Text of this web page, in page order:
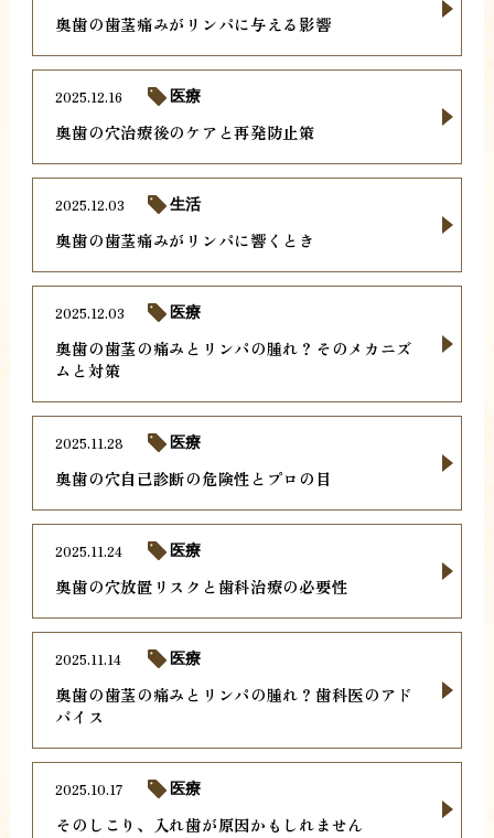
奥歯の歯茎痛みがリンパに与える影響
奥歯の穴治療後のケアと再発防止策
2025.12.16 医療
奥歯の歯茎痛みがリンパに響くとき
2025.12.03 生活
奥歯の歯茎の痛みとリンパの腫れ？そのメカニズ
ムと対策
2025.12.03 医療
奥歯の穴自己診断の危険性とプロの目
2025.11.28 医療
奥歯の穴放置リスクと歯科治療の必要性
2025.11.24 医療
奥歯の歯茎の痛みとリンパの腫れ？歯科医のアド
バイス
2025.11.14 医療
そのしこり、入れ歯が原因かもしれません
2025.10.17 医療